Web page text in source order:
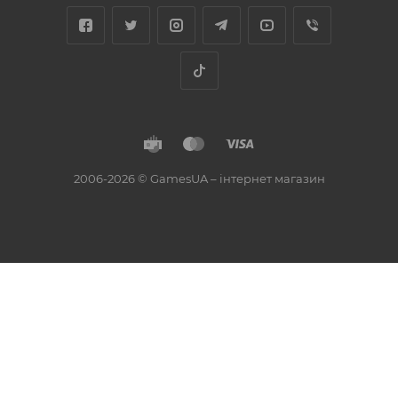
2006-2026 © GamesUA – інтернет магазин